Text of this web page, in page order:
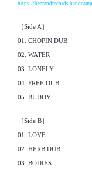
https://
［Side A］
01. CHOPIN DUB
02. WATER
03. LONELY
04. FREE DUB
05. BUDDY
［Side B］
01. LOVE
02. HERB DUB
03. BODIES